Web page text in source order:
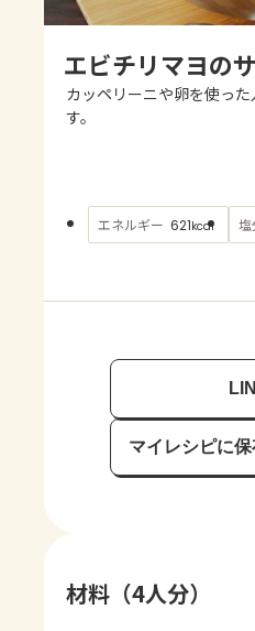
よくあるお問い合
AJINOMOTO PARK とは
エビチリマヨの
カッペリーニや卵を使っ
す。
エネルギー 621kcal 塩
マイレシピに保
保存済み
材料（4人分）